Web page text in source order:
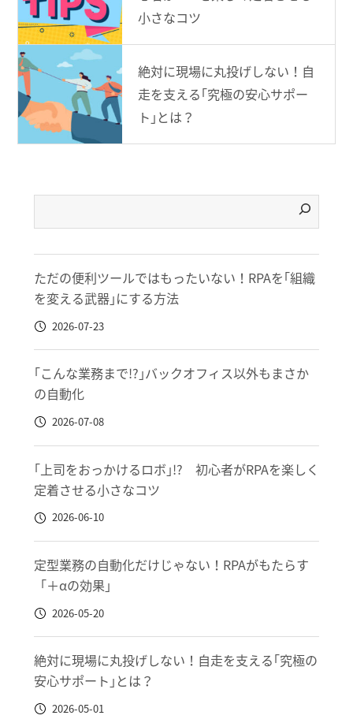
小さなコツ
絶対に現場に丸投げしない！自
走を支える｢究極の安心サポー
ト｣とは？
ただの便利ツールではもったいない！RPAを｢組織
を変える武器｣にする方法
2026-07-23
｢こんな業務まで!?｣バックオフィス以外もまさか
の自動化
2026-07-08
｢上司をおっかけるロボ｣!? 初心者がRPAを楽しく
定着させる小さなコツ
2026-06-10
定型業務の自動化だけじゃない！RPAがもたらす
「＋αの効果」
2026-05-20
絶対に現場に丸投げしない！自走を支える｢究極の
安心サポート｣とは？
2026-05-01